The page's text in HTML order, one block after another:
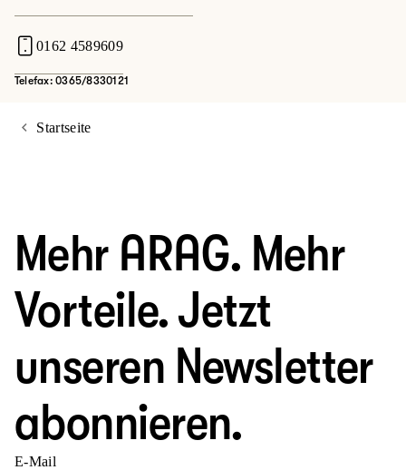
0162 4589609
Telefax: 0365/8330121
Startseite
Mehr ARAG. Mehr
Vorteile. Jetzt
unseren Newsletter
abonnieren.
E-Mail